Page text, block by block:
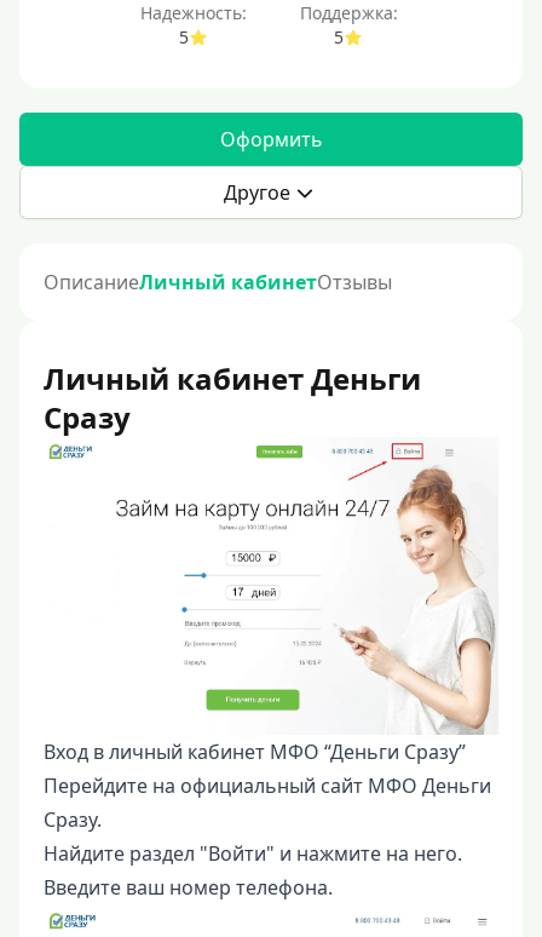
Надежность:
5
Поддержка:
5
Оформить
Другое
ОписаниеЛичный кабинетОтзывы
Личный кабинет Деньги
Сразу
Вход в личный кабинет МФО “Деньги Сразу”
Перейдите на официальный сайт МФО Деньги
Сразу.
Найдите раздел "Войти" и нажмите на него.
Введите ваш номер телефона.